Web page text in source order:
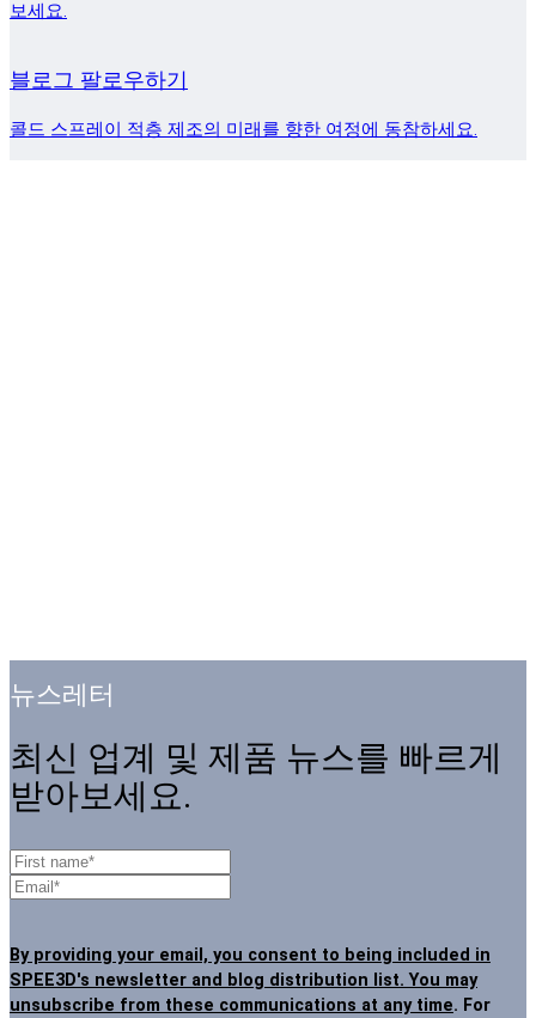
보세요.
블로그 팔로우하기
콜드 스프레이 적층 제조의 미래를 향한 여정에 동참하세요.
뉴스레터
최신 업계 및 제품 뉴스를 빠르게
받아보세요.
By providing your email, you consent to being included in
SPEE3D's newsletter and blog distribution list. You may
unsubscribe from these communications at any time. For